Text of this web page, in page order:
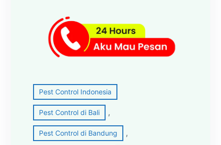
Pest Control Indonesia
Pest Control di Bali ,
Pest Control di Bandung ,